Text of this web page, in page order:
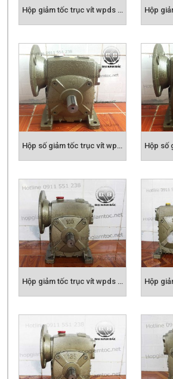
Hộp số giảm tốc trục vít wpds size 70
Hộp giảm tốc trục vít wpds size 100